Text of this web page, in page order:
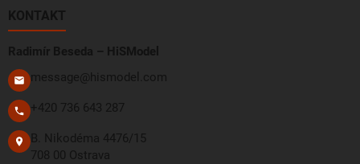
KONTAKT
Radimír Beseda – HiSModel
message@hismodel.com
+420 736 643 287
B. Nikodéma 4476/15
708 00 Ostrava